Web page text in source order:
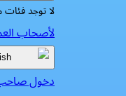
لا توجد فئات
لأصحاب
دخول